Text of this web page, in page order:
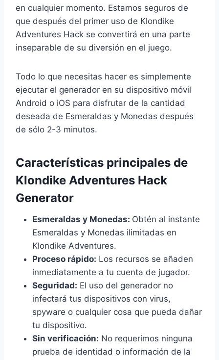
en cualquier momento. Estamos seguros de
que después del primer uso de Klondike
Adventures Hack se convertirá en una parte
inseparable de su diversión en el juego.
Todo lo que necesitas hacer es simplemente
ejecutar el generador en su dispositivo móvil
Android o iOS para disfrutar de la cantidad
deseada de Esmeraldas y Monedas después
de sólo 2-3 minutos.
Características principales de
Klondike Adventures Hack
Generator
Esmeraldas y Monedas: Obtén al instante
Esmeraldas y Monedas ilimitadas en
Klondike Adventures.
Proceso rápido: Los recursos se añaden
inmediatamente a tu cuenta de jugador.
Seguridad: El uso del generador no
infectará tus dispositivos con virus,
spyware o cualquier cosa que pueda dañar
tu dispositivo.
Sin verificación: No requerimos ninguna
prueba de identidad o información de la